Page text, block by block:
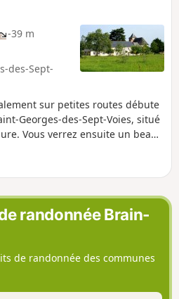
-39 m
des-Sept-
sur petites routes débute
Georges-des-Sept-Voies, situé
Vous verrez ensuite un beau
monumentale sculpture dans
randonnée Brain-
de randonnée des communes